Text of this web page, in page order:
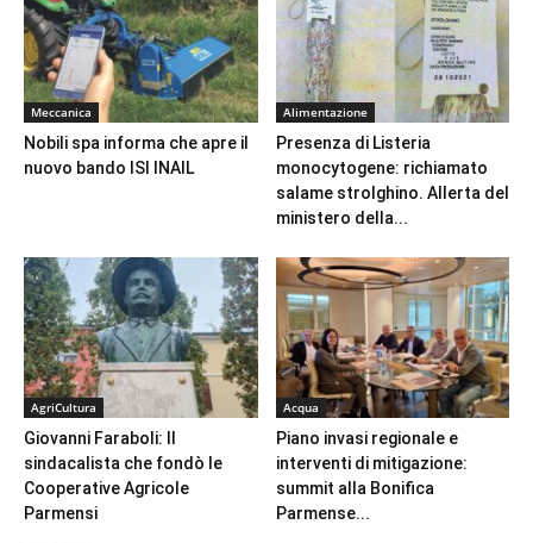
Meccanica
Nobili spa informa che apre il
nuovo bando ISI INAIL
Alimentazione
Presenza di Listeria
monocytogene: richiamato
salame strolghino. Allerta del
ministero della...
AgriCultura
Giovanni Faraboli: Il
sindacalista che fondò le
Cooperative Agricole
Parmensi
Acqua
Piano invasi regionale e
interventi di mitigazione:
summit alla Bonifica
Parmense...